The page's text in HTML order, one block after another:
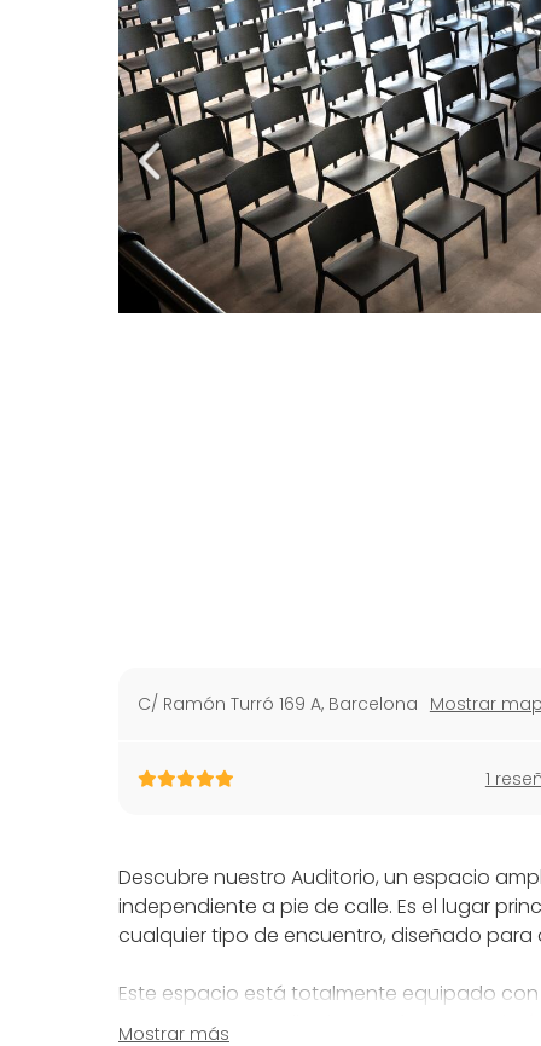
C/ Ramón Turró 169 A, Barcelona Mostrar
1
Descubre nuestro Auditorio, un espacio
independiente a pie de calle. Es el lugar
cualquier tipo de encuentro, diseñado
Este espacio está totalmente equipado
proyector y pantalla de gran formato,
Mostrar más